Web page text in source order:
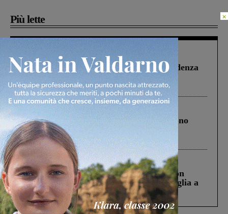
Più lette
Figline Incisa Valdarno 1 Agosto 2026
Piscina di Figline finanziata oltre la scadenza
Pnrr, il gruppo di Fratelli d’Italia: “Un
ringraziamento al Governo”
Cronaca 4 Agosto 2026
Un anno fa la strage in A1 in cui morirono
Gianni, Giulia e Franco. Lo schianto, il
processo, lo stop ai sorpassi fra tir....
Cronaca 3 Agosto 2026
Scomparso da una struttura di Castiglion
Fiorentino l’uomo che aveva ucciso la figlia a
Levane nel 2020
×